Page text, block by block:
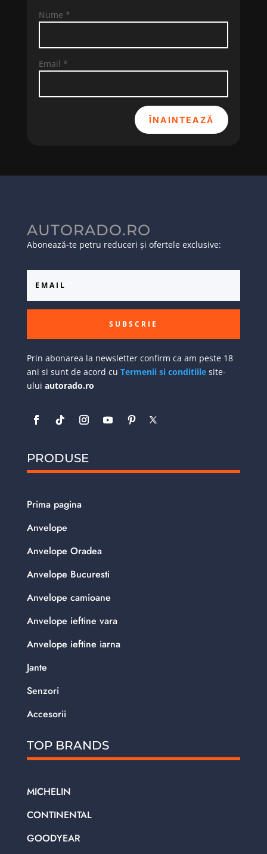
Nume *
Email *
ÎNAINTEAZĂ
AUTORADO.RO
Abonează-te petru reduceri și ofertele exclusive:
SUBSCRIE
Prin abonarea la newsletter confirm ca am peste 18
ani si sunt de acord cu Termenii si conditiilesite-
ului autorado.ro
PRODUSE
Prima pagina
Anvelope
Anvelope Oradea
Anvelope Bucuresti
Anvelope camioane
Anvelope ieftine vara
Anvelope ieftine iarna
Jante
Senzori
Accesorii
TOP BRANDS
MICHELIN
CONTINENTAL
GOODYEAR